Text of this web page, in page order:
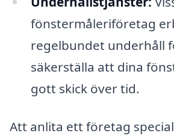
fönstermåleriföretag
regelbundet underhåll
säkerställa att dina
gott skick över tid.
Att anlita ett företag